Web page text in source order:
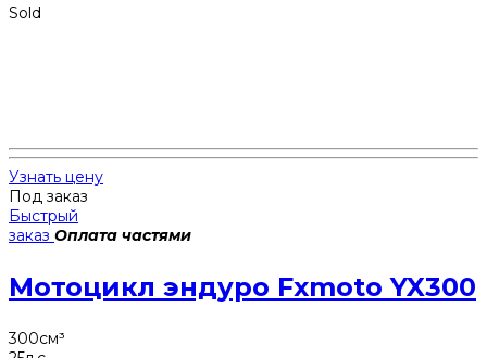
Sold
Узнать цену
Под заказ
Быстрый
заказ Оплата частями
Мотоцикл эндуро Fxmoto YX300
300см³